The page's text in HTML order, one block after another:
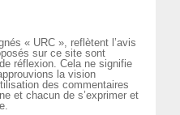
« URC », reflètent l’avis
sur ce site sont
réflexion. Cela ne signifie
la vision
des commentaires
et chacun de s’exprimer et